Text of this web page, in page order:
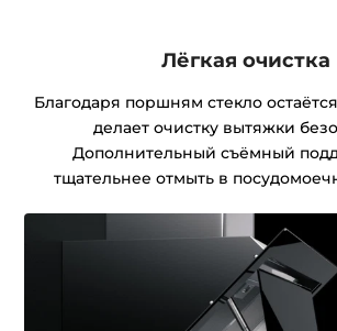
Лёгкая очистка
Благодаря поршням стекло
делает очистку вытяжки
Дополнительный съёмный
тщательнее отмыть в